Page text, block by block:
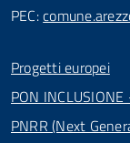
PEC:
Progetti europei
PON
PNRR (Next